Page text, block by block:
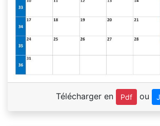
Télécharger en Pdf ou